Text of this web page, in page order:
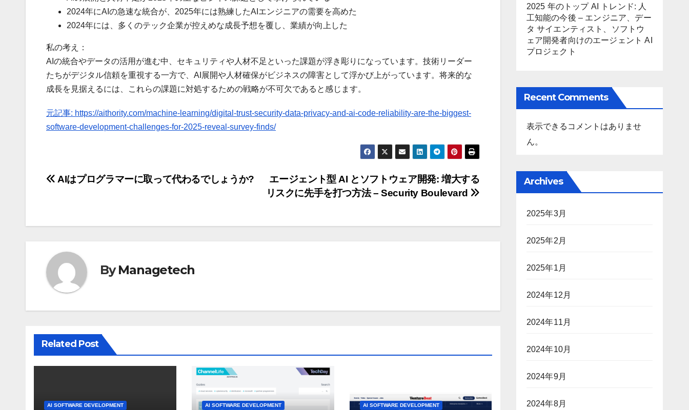
2024年にAIの急速な統合が、2025年には熟練したAIエンジニアの需要を高めた
2024年には、多くのテック企業が控えめな成長予想を覆し、業績が向上した
私の考え：
AIの統合やデータの活用が進む中、セキュリティや人材不足といった課題が浮き彫りになっています。技術リーダー
たちがデジタル信頼を重視する一方で、AI展開や人材確保がビジネスの障害として浮かび上がっています。将来的な
成長を見据えるには、これらの課題に対処するための戦略が不可欠であると感じます。
元記事: https://aithority.com/machine-learning/digital-trust-security-data-privacy-and-ai-code-reliability-are-the-biggest-
software-development-challenges-for-2025-reveal-survey-finds/
投
ナ
ゲ
ー
シ
ョ
ン
エージェント型 AI とソフトウェア開発: 増大する
リスクに先手を打つ方法 – Security Boulevard
AIはプログラマーに取って代わるでしょうか?
ByManagetech
Related Post
AI SOFTWARE DEVELOPMENT AI SOFTWARE DEVELOPMENT AI SOFTWARE DEVELOPMENT
2025 年のトップ AI トレンド: 人
工知能の今後 – エンジニア、デー
タ サイエンティスト、ソフトウ
ェア開発者向けのエージェント AI
プロジェクト
Recent Comments
表示できるコメントはありませ
ん。
Archives
2025年3月
2025年2月
2025年1月
2024年12月
2024年11月
2024年10月
2024年9月
2024年8月